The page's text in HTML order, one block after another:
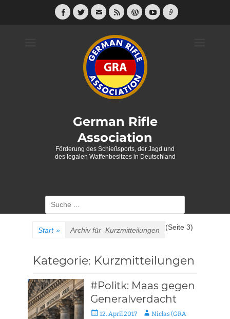
Facebook
Twitter
E-
Feed WordPress
YouTube
Link
German Rifle
Association
Förderung des Schießsports, der Jagd und
des legalen Waffenbesitzes in Deutschland
Suche
nach:
Start » Archiv für Kurzmitteilungen (Seite 3)
Kategorie: Kurzmitteilungen
#Politk: Maas gegen
Generalverdacht
Veröffentlicht
12. April 2017 AutorNiclas (GRA